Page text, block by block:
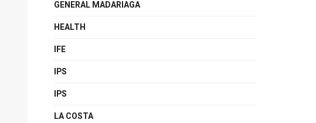
GENERAL MADARIAGA
HEALTH
IFE
IPS
IPS
LA COSTA